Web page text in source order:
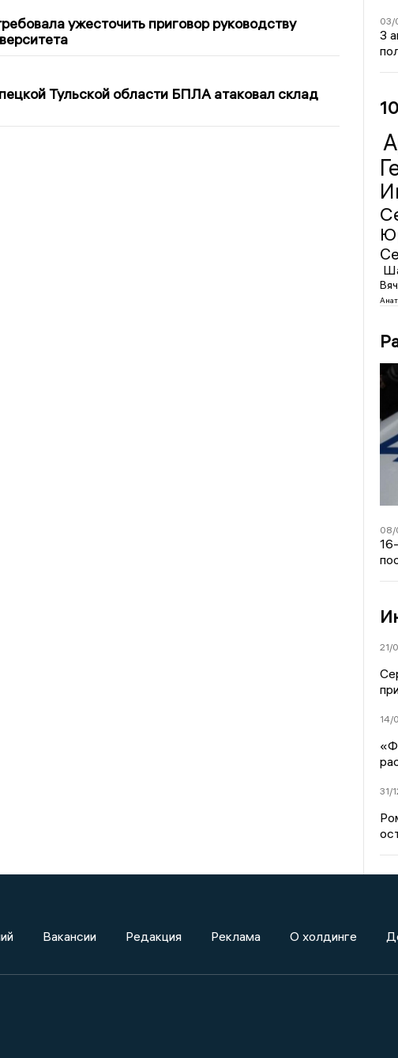
ужесточить приговор руководству
Тульской области БПЛА атаковал склад
03/
3
08/
21/
14/
31/
Вакансии Редакция Реклама О холдинге